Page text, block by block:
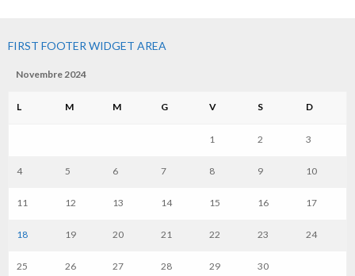
FIRST FOOTER WIDGET AREA
Novembre 2024
L M M G V S D
1 2 3
4 5 6 7 8 9 10
11 12 13 14 15 16 17
18 19 20 21 22 23 24
25 26 27 28 29 30